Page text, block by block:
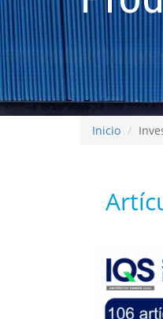
Inicio